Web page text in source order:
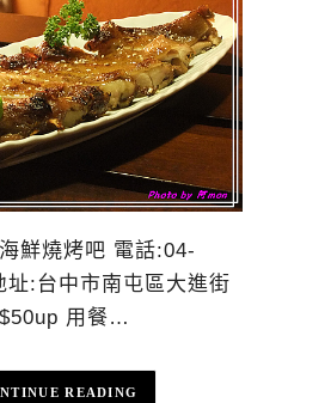
鮮燒烤吧 電話:04-
址:台中市南屯區大進街
用餐…
READING